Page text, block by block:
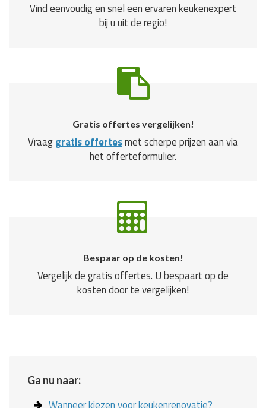
Vind eenvoudig en snel een ervaren keukenexpert
bij u uit de regio!
Gratis offertes vergelijken!
Vraaggratis offertesmet scherpe prijzen aan via
het offerteformulier.
Bespaar op de kosten!
Vergelijk de gratis offertes. U bespaart op de
kosten door te vergelijken!
Ga nu naar: